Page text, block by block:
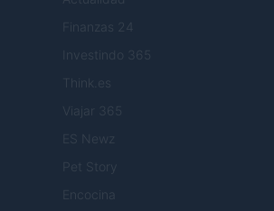
Finanzas 24
Investindo 365
Think.es
Viajar 365
ES Newz
Pet Story
Encocina